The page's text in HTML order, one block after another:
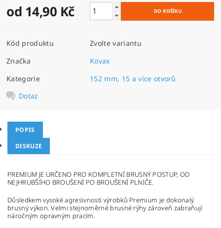
od 14,90 Kč
Kód produktu
Zvolte variantu
Značka
Kovax
Kategorie
152 mm, 15 a více otvorů
Dotaz
POPIS
DISKUZE
PREMIUM JE URČENO PRO KOMPLETNÍ BRUSNÝ POSTUP, OD
NEJHRUBŠÍHO BROUŠENÍ PO BROUŠENÍ PLNIČE.
Důsledkem vysoké agresivnosti výrobků Premium je dokonalý
brusný výkon. Velmi stejnoměrné brusné rýhy zároveň zabraňují
náročným opravným pracím.